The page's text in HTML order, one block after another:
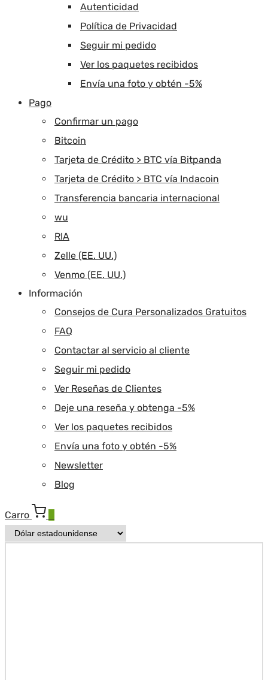
Autenticidad
Política de Privacidad
Seguir mi pedido
Ver los paquetes recibidos
Envía una foto y obtén -5%
Pago
Confirmar un pago
Bitcoin
Tarjeta de Crédito > BTC vía Bitpanda
Tarjeta de Crédito > BTC vía Indacoin
Transferencia bancaria internacional
wu
RIA
Zelle (EE. UU.)
Venmo (EE. UU.)
Información
Consejos de Cura Personalizados Gratuitos
FAQ
Contactar al servicio al cliente
Seguir mi pedido
Ver Reseñas de Clientes
Deje una reseña y obtenga -5%
Ver los paquetes recibidos
Envía una foto y obtén -5%
Newsletter
Blog
Carro